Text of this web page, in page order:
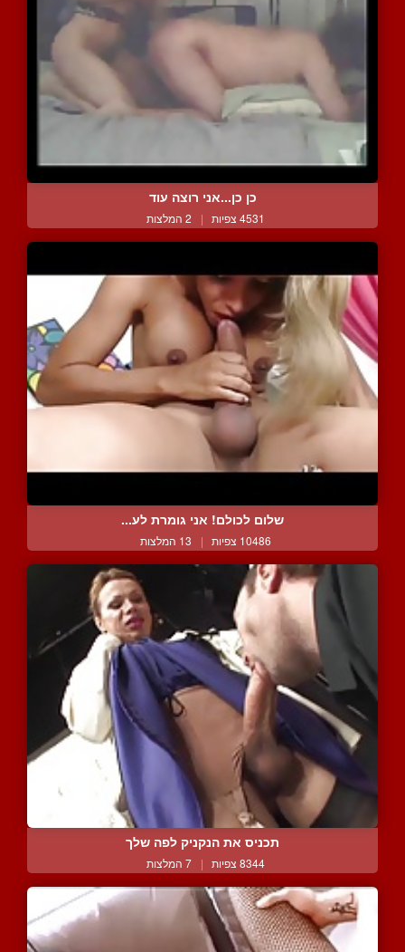
כן כן...אני רוצה עוד
4531 צפיות | 2 המלצות
שלום לכולם! אני גומרת לע...
10486 צפיות | 13 המלצות
תכניס את הנקניק לפה שלך
8344 צפיות | 7 המלצות